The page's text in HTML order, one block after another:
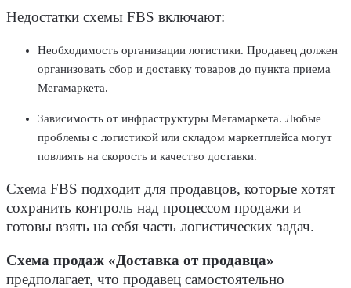
Недостатки схемы FBS включают:
Необходимость организации логистики. Продавец должен
организовать сбор и доставку товаров до пункта приема
Мегамаркета.
Зависимость от инфраструктуры Мегамаркета. Любые
проблемы с логистикой или складом маркетплейса могут
повлиять на скорость и качество доставки.
Схема FBS подходит для продавцов, которые хотят
сохранить контроль над процессом продажи и
готовы взять на себя часть логистических задач.
Схема продаж «Доставка от продавца»
предполагает, что продавец самостоятельно